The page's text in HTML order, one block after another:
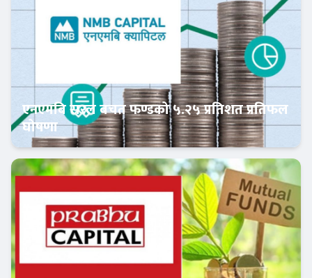
क्यापिटल मार्केट
एनएमबि सरल बचत फण्डको ५.२५ प्रतिशत प्रतिफल
घोषणा